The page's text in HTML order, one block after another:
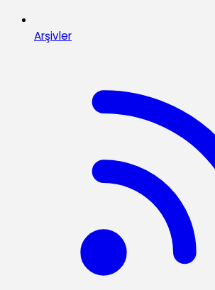
Arşivler